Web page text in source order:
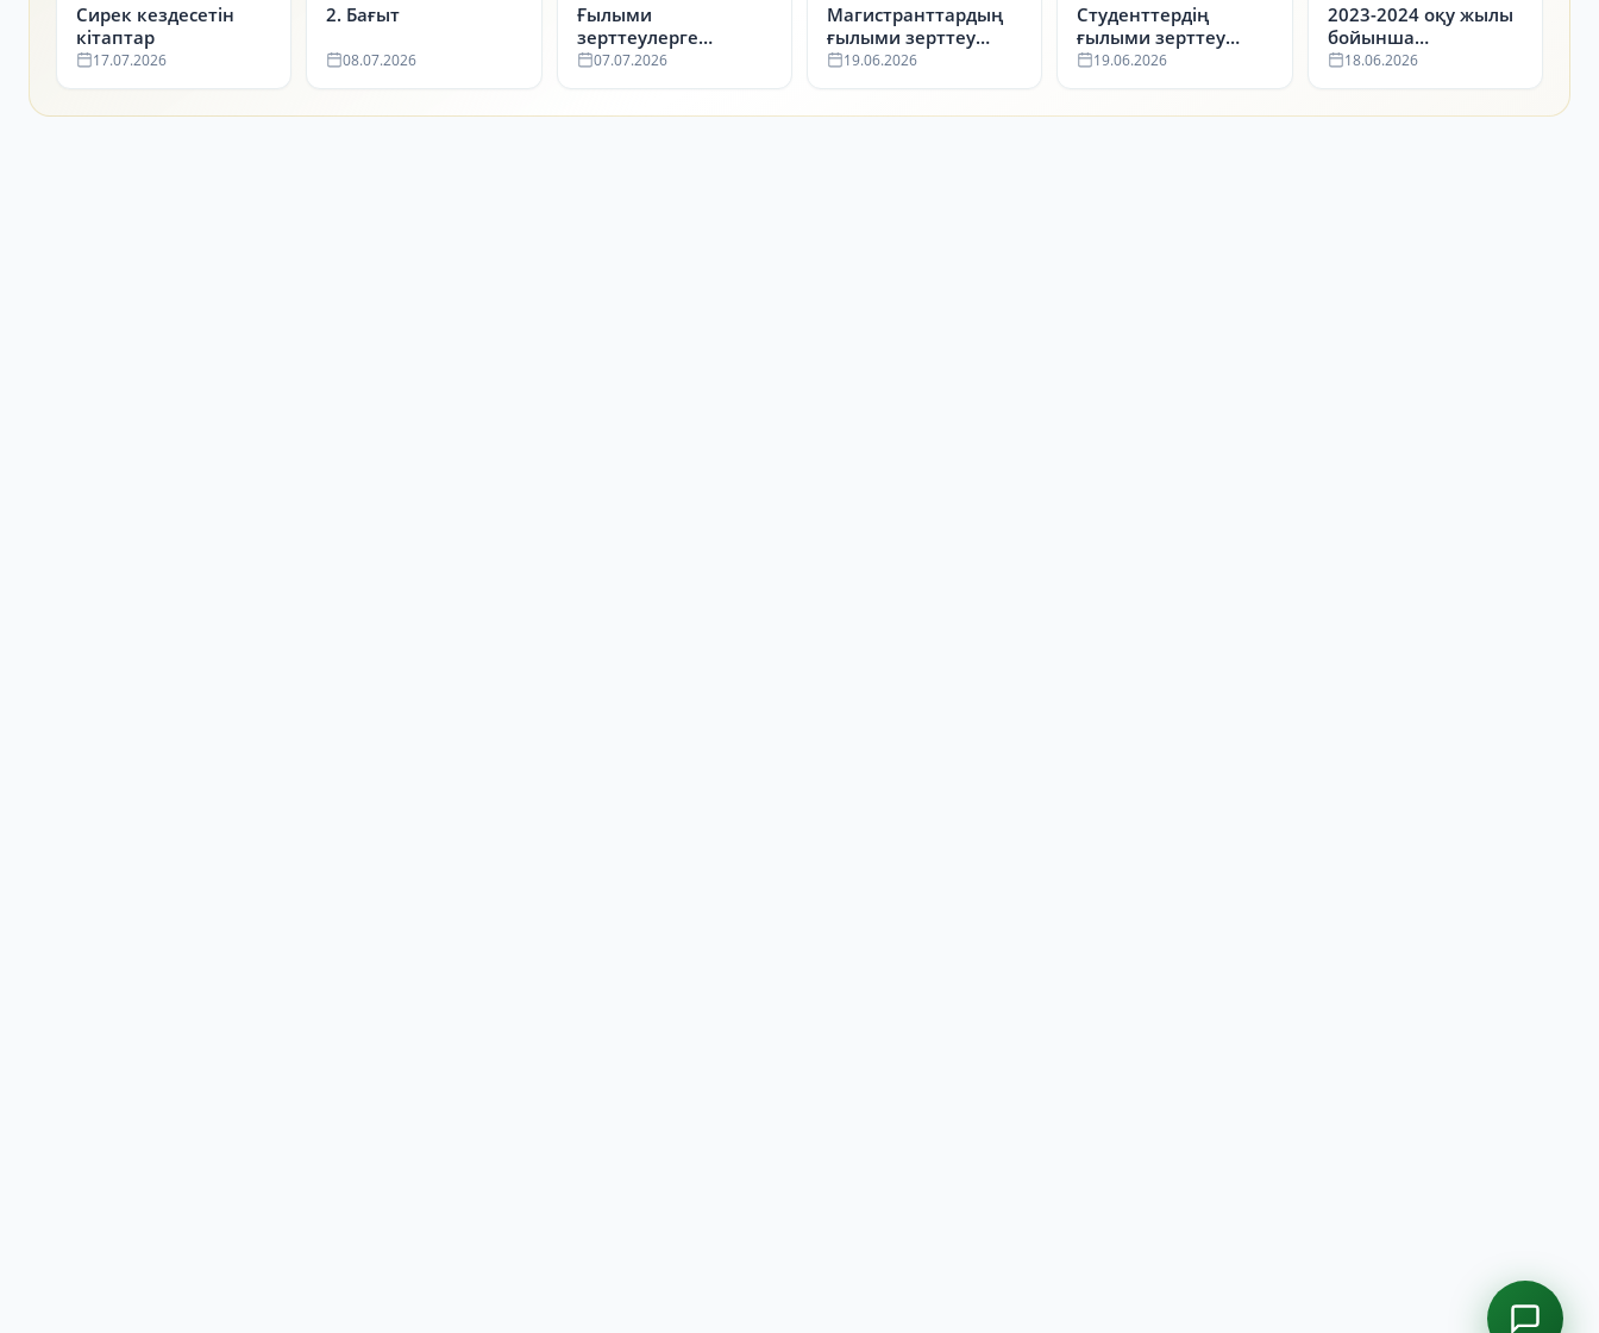
Сирек кездесетін
кітаптар
17.07.2026
2. Бағыт
08.07.2026
Ғылыми
зерттеулерге
арналған
07.07.2026
Магистранттардың
ғылыми зерттеу
жұмыстары
19.06.2026
Студенттердің
ғылыми зерттеу
жұмыстары
19.06.2026
2023-2024 оқу жылы
бойынша
Студенттердің
18.06.2026